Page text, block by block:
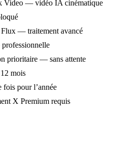
Video — vidéo IA cinématique
Flux — traitement avancé
prioritaire — sans attente
mois
fois pour l’année
X Premium requis